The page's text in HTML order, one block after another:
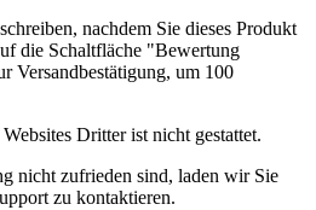
nachdem Sie dieses Produkt
die Schaltfläche "Bewertung
Versandbestätigung, um 100
Dritter ist nicht gestattet.
nicht zufrieden sind, laden wir Sie
zu kontaktieren.